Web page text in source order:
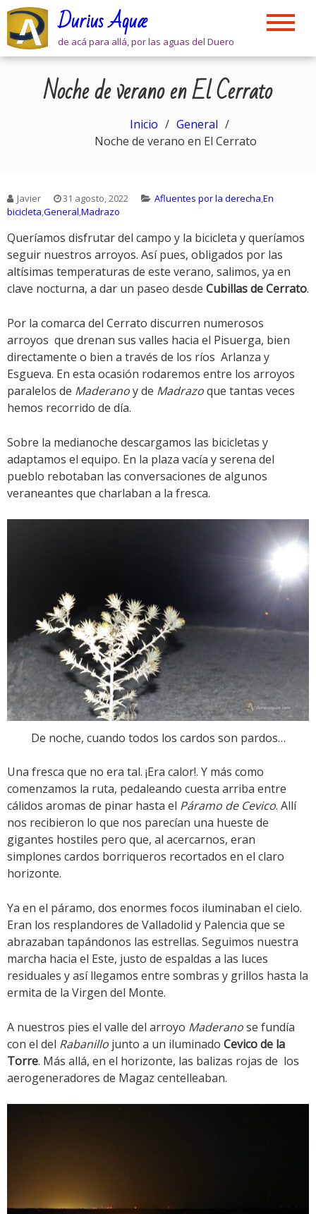
Skip
content
Durius Aquæ
de acá para allá, por las aguas del Duero
Noche de verano en El Cerrato
Inicio
General
Noche de verano en El Cerrato
Javier 31 agosto, 2022 Afluentes por la derecha,En
bicicleta,General,Madrazo
Queríamos disfrutar del campo y la bicicleta y queríamos
seguir nuestros arroyos. Así pues, obligados por las
altísimas temperaturas de este verano, salimos, ya en
clave nocturna, a dar un paseo desde Cubillas de Cerrato.
Por la comarca del Cerrato discurren numerosos
arroyos que drenan sus valles hacia el Pisuerga, bien
directamente o bien a través de los ríos Arlanza y
Esgueva. En esta ocasión rodaremos entre los arroyos
paralelos de Maderanoy de Madrazoque tantas veces
hemos recorrido de día.
Sobre la medianoche descargamos las bicicletas y
adaptamos el equipo. En la plaza vacía y serena del
pueblo rebotaban las conversaciones de algunos
veraneantes que charlaban a la fresca.
De noche, cuando todos los cardos son pardos…
Una fresca que no era tal. ¡Era calor!. Y más como
comenzamos la ruta, pedaleando cuesta arriba entre
cálidos aromas de pinar hasta el Páramo de Cevico. Allí
nos recibieron lo que nos parecían una hueste de
gigantes hostiles pero que, al acercarnos, eran
simplones cardos borriqueros recortados en el claro
horizonte.
Ya en el páramo, dos enormes focos iluminaban el cielo.
Eran los resplandores de Valladolid y Palencia que se
abrazaban tapándonos las estrellas. Seguimos nuestra
marcha hacia el Este, justo de espaldas a las luces
residuales y así llegamos entre sombras y grillos hasta la
ermita de la Virgen del Monte.
A nuestros pies el valle del arroyo Maderanose fundía
con el del Rabanillo junto a un iluminado Cevico de la
Torre. Más allá, en el horizonte, las balizas rojas de los
aerogeneradores de Magaz centelleaban.